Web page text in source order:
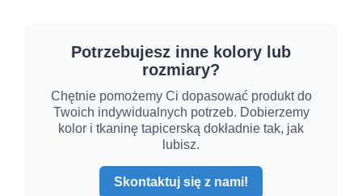
Potrzebujesz inne kolory lub
rozmiary?
Chętnie pomożemy Ci dopasować produkt do
Twoich indywidualnych potrzeb. Dobierzemy
kolor i tkaninę tapicerską dokładnie tak, jak
lubisz.
Skontaktuj się z nami!